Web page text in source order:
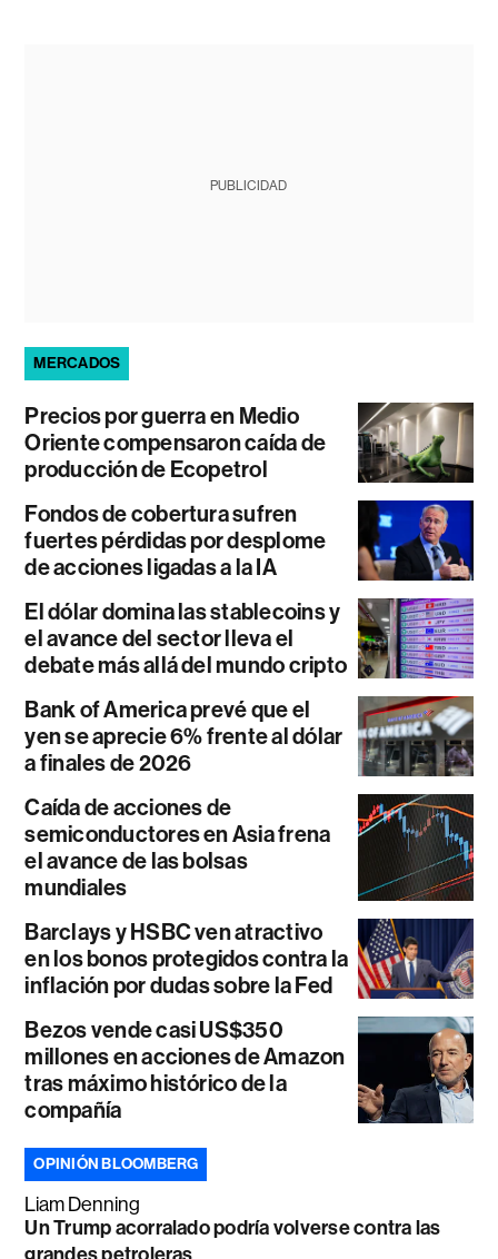
PUBLICIDAD
MERCADOS
Precios por guerra en Medio
Oriente compensaron caída de
producción de Ecopetrol
Fondos de cobertura sufren
fuertes pérdidas por desplome
de acciones ligadas a la IA
El dólar domina las stablecoins y
el avance del sector lleva el
debate más allá del mundo cripto
Bank of America prevé que el
yen se aprecie 6% frente al dólar
a finales de 2026
Caída de acciones de
semiconductores en Asia frena
el avance de las bolsas
mundiales
Barclays y HSBC ven atractivo
en los bonos protegidos contra la
inflación por dudas sobre la Fed
Bezos vende casi US$350
millones en acciones de Amazon
tras máximo histórico de la
compañía
OPINIÓN BLOOMBERG
Liam Denning
Un Trump acorralado podría volverse contra las